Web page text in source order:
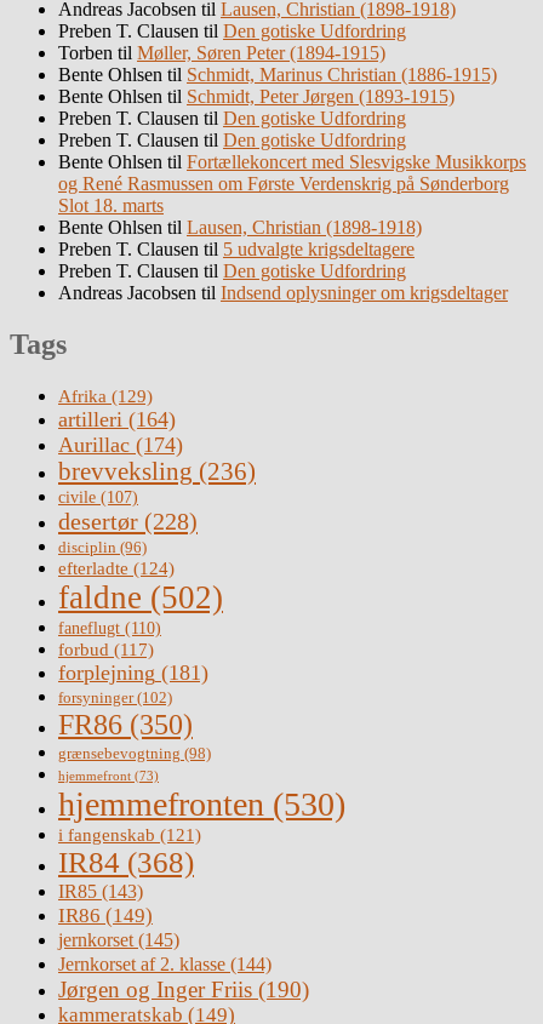
Andreas Jacobsen til Lausen, Christian (1898-1918)
Preben T. Clausen til Den gotiske Udfordring
Torben til Møller, Søren Peter (1894-1915)
Bente Ohlsen til Schmidt, Marinus Christian (1886-1915)
Bente Ohlsen til Schmidt, Peter Jørgen (1893-1915)
Preben T. Clausen til Den gotiske Udfordring
Preben T. Clausen til Den gotiske Udfordring
Bente Ohlsen til Fortællekoncert med Slesvigske Musikkorps
og René Rasmussen om Første Verdenskrig på Sønderborg
Slot 18. marts
Bente Ohlsen til Lausen, Christian (1898-1918)
Preben T. Clausen til 5 udvalgte krigsdeltagere
Preben T. Clausen til Den gotiske Udfordring
Andreas Jacobsen til Indsend oplysninger om krigsdeltager
Tags
Afrika (129)
artilleri (164)
Aurillac (174)
brevveksling (236)
civile (107)
desertør (228)
disciplin (96)
efterladte (124)
faldne (502)
faneflugt (110)
forbud (117)
forplejning (181)
forsyninger(102)
FR86 (350)
grænsebevogtning (98)
hjemmefront (73)
hjemmefronten (530)
i fangenskab (121)
IR84 (368)
IR85 (143)
IR86 (149)
jernkorset(145)
Jernkorset af 2. klasse (144)
Jørgen og Inger Friis (190)
kammeratskab (149)